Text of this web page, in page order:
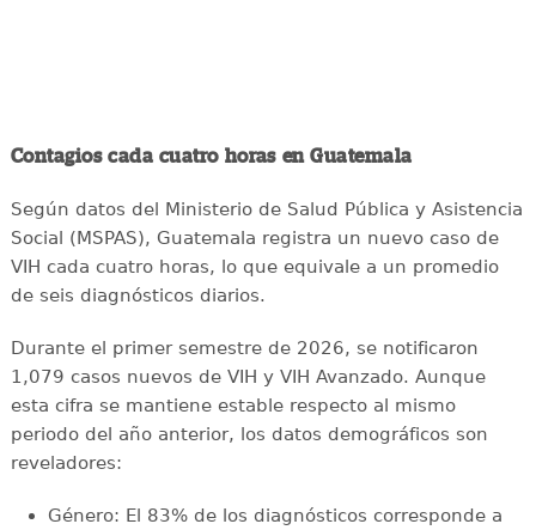
Contagios cada cuatro horas en Guatemala
Según datos del Ministerio de Salud Pública y Asistencia
Social (MSPAS), Guatemala registra un nuevo caso de
VIH cada cuatro horas, lo que equivale a un promedio
de seis diagnósticos diarios.
Durante el primer semestre de 2026, se notificaron
1,079 casos nuevos de VIH y VIH Avanzado. Aunque
esta cifra se mantiene estable respecto al mismo
periodo del año anterior, los datos demográficos son
reveladores:
Género: El 83% de los diagnósticos corresponde a